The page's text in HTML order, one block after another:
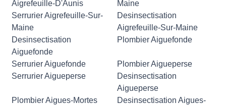
Aigrefeuille-D'Aunis
Maine
Serrurier Aigrefeuille-Sur-
Maine
Desinsectisation
Aigrefeuille-Sur-Maine
Desinsectisation
Aiguefonde
Plombier Aiguefonde
Serrurier Aiguefonde
Plombier Aigueperse
Serrurier Aigueperse
Desinsectisation
Aigueperse
Plombier Aigues-Mortes
Desinsectisation Aigues-